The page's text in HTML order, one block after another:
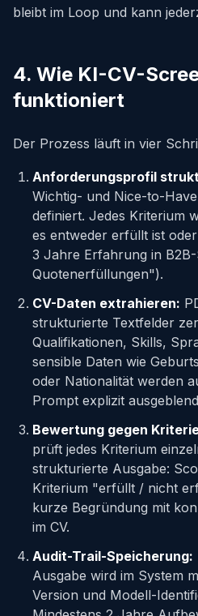
bleibt im Loop und kann
4. Wie KI-CV-
funktioniert
Der Prozess läuft in vier
Anforderungsprofil
Wichtig- und Nice-to-
definiert. Jedes Kriterium
es entweder erfüllt ist
3 Jahre Erfahrung in
Quotenerfüllungen").
CV-Daten extrahieren:
strukturierte Textfelder
Qualifikationen, Skills,
sensible Daten wie
oder Nationalität werden
Prompt explizit
Bewertung gegen
prüft jedes Kriterium
strukturierte Ausgabe:
Kriterium "erfüllt / nicht
kurze Begründung mit
im CV.
Audit-Trail-Speicherung:
Ausgabe wird im System
Version und Modell-